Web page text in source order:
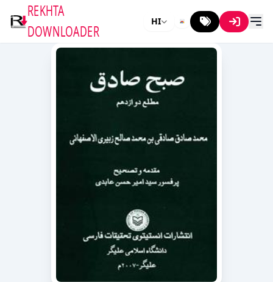
REKHTA
DOWNLOADER
HI